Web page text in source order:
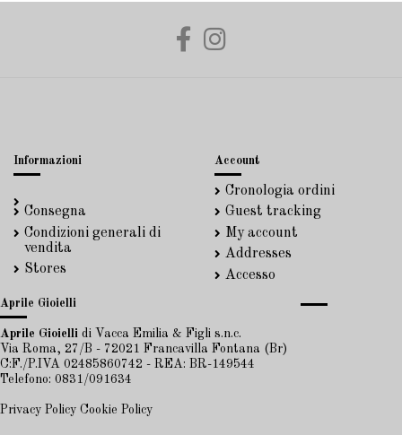
Informazioni
Consegna
Condizioni generali di
vendita
Stores
Account
Cronologia ordini
Guest tracking
My account
Addresses
Accesso
Aprile Gioielli
Aprile Gioielli di Vacca Emilia & Figli s.n.c.
Via Roma, 27/B - 72021 Francavilla Fontana (Br)
C:F./P.IVA 02485860742 - REA: BR-149544
Telefono: 0831/091634
Privacy Policy Cookie Policy